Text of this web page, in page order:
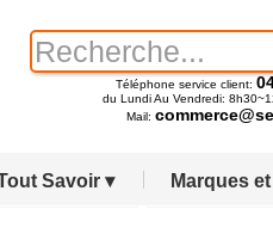
Téléphone service client:
du Lundi Au Vendredi:
Mail:
Savoir ▾ Marques